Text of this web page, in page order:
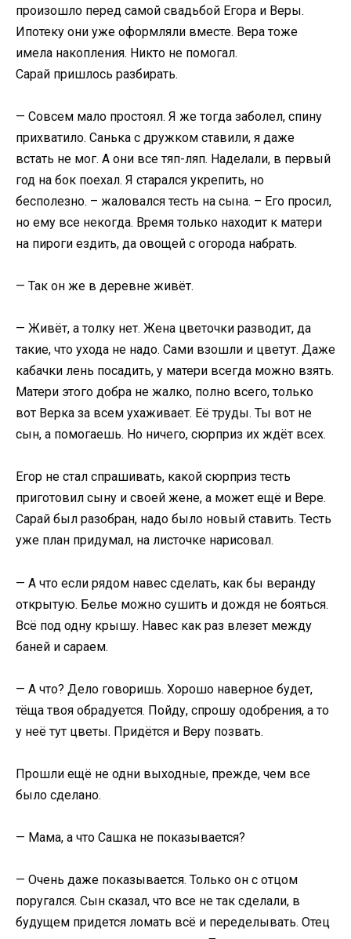
произошло перед самой свадьбой Егора и Веры.
Ипотеку они уже оформляли вместе. Вера тоже
имела накопления. Никто не помогал.
Сарай пришлось разбирать.
— Совсем мало простоял. Я же тогда заболел, спину
прихватило. Санька с дружком ставили, я даже
встать не мог. А они все тяп-ляп. Наделали, в первый
год на бок поехал. Я старался укрепить, но
бесполезно. – жаловался тесть на сына. – Его просил,
но ему все некогда. Время только находит к матери
на пироги ездить, да овощей с огорода набрать.
— Так он же в деревне живёт.
— Живёт, а толку нет. Жена цветочки разводит, да
такие, что ухода не надо. Сами взошли и цветут. Даже
кабачки лень посадить, у матери всегда можно взять.
Матери этого добра не жалко, полно всего, только
вот Верка за всем ухаживает. Её труды. Ты вот не
сын, а помогаешь. Но ничего, сюрприз их ждёт всех.
Егор не стал спрашивать, какой сюрприз тесть
приготовил сыну и своей жене, а может ещё и Вере.
Сарай был разобран, надо было новый ставить. Тесть
уже план придумал, на листочке нарисовал.
— А что если рядом навес сделать, как бы веранду
открытую. Белье можно сушить и дождя не бояться.
Всё под одну крышу. Навес как раз влезет между
баней и сараем.
— А что? Дело говоришь. Хорошо наверное будет,
тёща твоя обрадуется. Пойду, спрошу одобрения, а то
у неё тут цветы. Придётся и Веру позвать.
Прошли ещё не одни выходные, прежде, чем все
было сделано.
— Мама, а что Сашка не показывается?
— Очень даже показывается. Только он с отцом
поругался. Сын сказал, что все не так сделали, в
будущем придется ломать всё и переделывать. Отец